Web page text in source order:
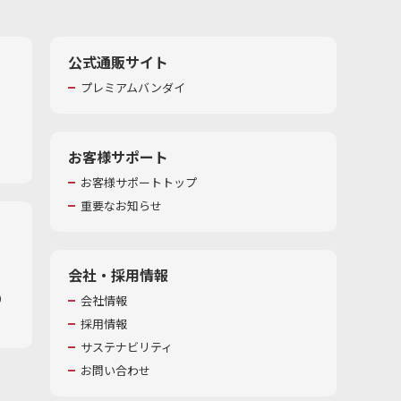
公式通販サイト
プレミアムバンダイ
お客様サポート
お客様サポートトップ
重要なお知らせ
会社・採用情報
会社情報
採用情報
サステナビリティ
お問い合わせ